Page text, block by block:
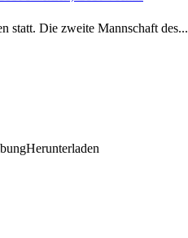
statt. Die zweite Mannschaft des...